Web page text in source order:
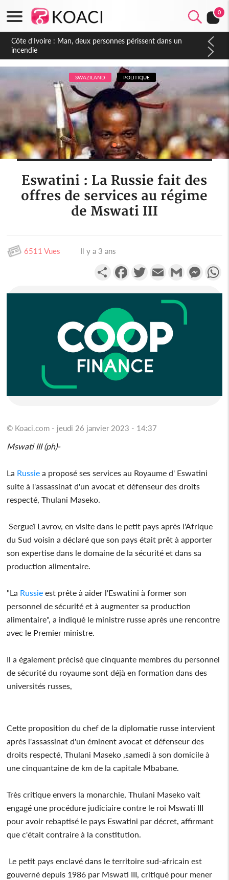
0
Côte d'Ivoire : Séileu, la célébration de la fête nationale
transformée en vaste campagne contre les produits
dépigmentants dangereux
SWAZILAND POLITIQUE
Eswatini : La Russie fait des
offres de services au régime
de Mswati III
6511 Vues Il y a 3 ans
PartagerFacebookTwitterEmail Gmail
© Koaci.com - jeudi 26 janvier 2023 - 14:37
Mswati III (ph)-
La Russie a proposé ses services au Royaume d' Eswatini
suite à l'assassinat d'un avocat et défenseur des droits
respecté, Thulani Maseko.
Sergueï Lavrov, en visite dans le petit pays après l'Afrique
du Sud voisin a déclaré que son pays était prêt à apporter
son expertise dans le domaine de la sécurité et dans sa
production alimentaire.
"La Russie est prête à aider l'Eswatini à former son
personnel de sécurité et à augmenter sa production
alimentaire", a indiqué le ministre russe après une rencontre
avec le Premier ministre.
Il a également précisé que cinquante membres du personnel
de sécurité du royaume sont déjà en formation dans des
universités russes,
Cette proposition du chef de la diplomatie russe intervient
après l'assassinat d'un éminent avocat et défenseur des
droits respecté, Thulani Maseko ,samedi à son domicile à
une cinquantaine de km de la capitale Mbabane.
Très critique envers la monarchie, Thulani Maseko vait
engagé une procédure judiciaire contre le roi Mswati III
pour avoir rebaptisé le pays Eswatini par décret, affirmant
que c'était contraire à la constitution.
Le petit pays enclavé dans le territoire sud-africain est
gouverné depuis 1986 par Mswati III, critiqué pour mener